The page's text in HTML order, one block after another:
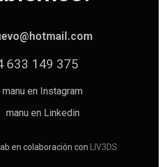
633 149 375
manu en Instagram
manu en Linkedin
en colaboración con LIV3DS